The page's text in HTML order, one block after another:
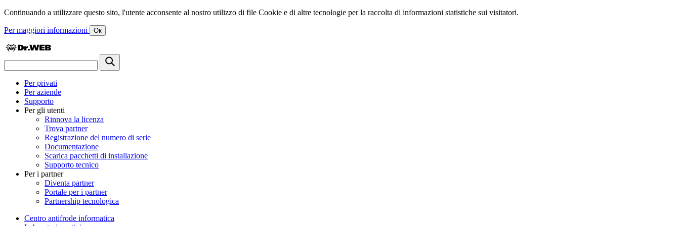
Continuando a utilizzare questo sito, l'utente acconsente al nostro utilizzo di file Cookie e di altre tecnologie per la raccolta di informazioni statistiche sui visitatori.
Per maggiori informazioni Ок
Per privati
Per aziende
Supporto
Per gli utenti
Rinnova la licenza
Trova partner
Registrazione del numero di serie
Documentazione
Scarica pacchetti di installazione
Supporto tecnico
Per i partner
Diventa partner
Portale per i partner
Partnership tecnologica
Centro antifrode informatica